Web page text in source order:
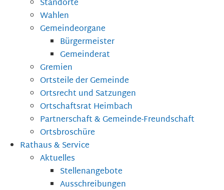
Standorte
Wahlen
Gemeindeorgane
Bürgermeister
Gemeinderat
Gremien
Ortsteile der Gemeinde
Ortsrecht und Satzungen
Ortschaftsrat Heimbach
Partnerschaft & Gemeinde-Freundschaft
Ortsbroschüre
Rathaus & Service
Aktuelles
Stellenangebote
Ausschreibungen